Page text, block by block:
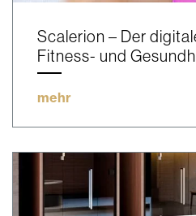
Scalerion – Der
Fitness- und
mehr